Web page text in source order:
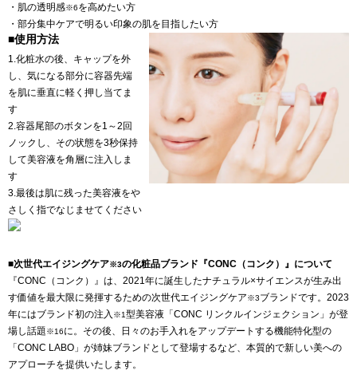
・肌の透明感※6を高めたい方
・部分集中ケアで明るい印象の肌を目指したい方
■使用方法
1.化粧水の後、キャップを外
し、気になる部分に容器先端
を肌に垂直に軽く押し当てま
す
2.容器尾部のボタンを1～2回
ノックし、その状態を3秒保持
して美容液を角層に注入しま
す
3.最後は肌に残った美容液をや
さしく指でなじませてください
■次世代エイジングケア※3の化粧品ブランド『CONC（コンク）』について
『CONC（コンク）』は、2021年に誕生したナチュラル×サイエンスが生み出
す価値を最大限に発揮するための次世代エイジングケア※3ブランドです。2023
年にはブランド初の注入 ※1型美容液「CONC リンクルインジェクション」が登
場し話題※16に。その後、日々のお手入れをアップデートする機能特化型の
「CONC LABO」が姉妹ブランドとして登場するなど、本質的で新しい美への
アプローチを提供いたします。